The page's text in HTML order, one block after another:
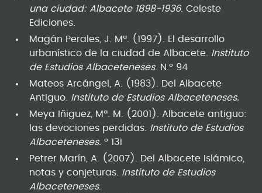
una ciudad: Albacete 1898-1936. Celeste
Ediciones.
Magán Perales, J. Mª. (1997). El desarrollo
urbanístico de la ciudad de Albacete. Instituto
de Estudios Albaceteneses. N.º 94
Mateos Arcángel, A. (1983). Del Albacete
Antiguo. Instituto de Estudios Albaceteneses.
Meya Iñiguez, Mª. M. (2001). Albacete antiguo:
las devociones perdidas. Instituto de Estudios
Albaceteneses.º 131
Petrer Marín, A. (2007). Del Albacete Islámico,
notas y conjeturas. Instituto de Estudios
Albaceteneses.